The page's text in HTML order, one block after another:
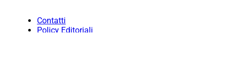
Contatti
Policy Editoriali